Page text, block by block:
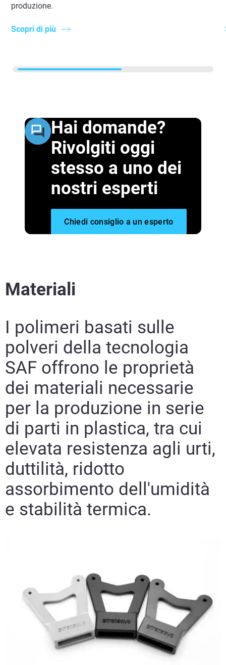
produzione.
Scopri di più
Hai domande?
Rivolgiti oggi
stesso a uno dei
nostri esperti
Chiedi consiglio a un esperto
Materiali
I polimeri basati sulle
polveri della tecnologia
SAF offrono le proprietà
dei materiali necessarie
per la produzione in serie
di parti in plastica, tra cui
elevata resistenza agli urti,
duttilità, ridotto
assorbimento dell'umidità
e stabilità termica.